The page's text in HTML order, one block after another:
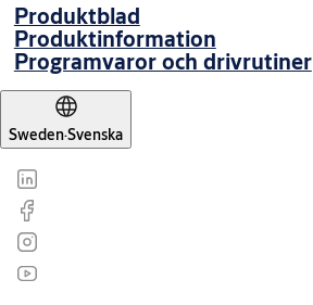
Produktblad
Produktinformation
Programvaror och drivrutiner
Sweden·Svenska